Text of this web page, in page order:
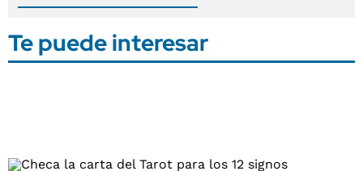
Te puede interesar